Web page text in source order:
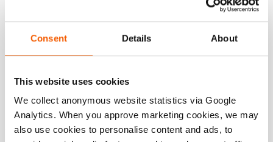
Consent Details About
This website uses cookies
We collect anonymous website statistics via Google
Analytics. When you approve marketing cookies, we may
also use cookies to personalise content and ads, to
Especificações básicas